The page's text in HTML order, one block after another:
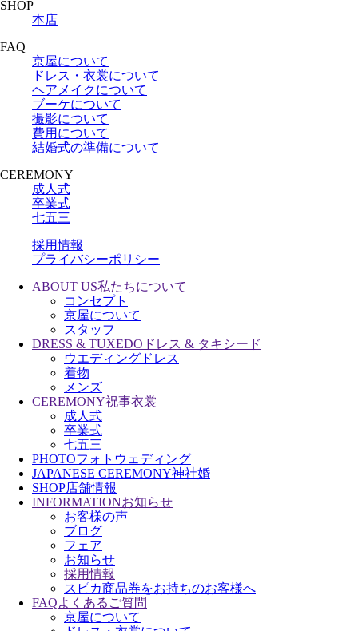
SHOP
本店
FAQ
京屋について
ドレス・衣裳について
ヘアメイクについて
ブーケについて
撮影について
費用について
結婚式の準備について
CEREMONY
成人式
卒業式
七五三
採用情報
プライバシーポリシー
ABOUT US私たちについて
コンセプト
京屋について
スタッフ
DRESS & TUXEDO ドレス & タキシード
ウエディングドレス
着物
メンズ
CEREMONY祝事衣裳
成人式
卒業式
七五三
PHOTOフォトウェディング
JAPANESE CEREMONY神社婚
SHOP店舗情報
INFORMATIONお知らせ
お客様の声
ブログ
フェア
お知らせ
採用情報
スピカ商品券をお持ちのお客様へ
FAQよくあるご質問
京屋について